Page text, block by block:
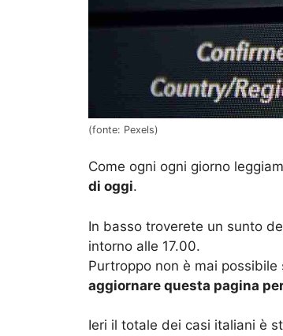
(fonte: Pexels)
Come ogni ogni giorno
di oggi.
In basso troverete un sunto
intorno alle 17.00.
Purtroppo non è mai possibile
aggiornare questa pagina
Ieri il totale dei casi italiani è